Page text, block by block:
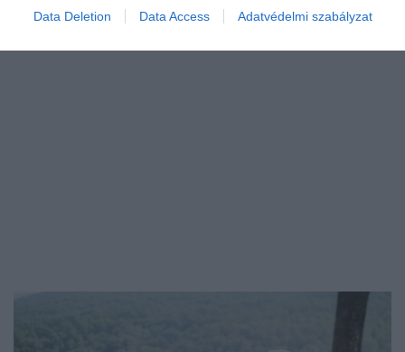
Data Deletion Data Access Adatvédelmi szabályzat
gyümölcsökből áll, hanem…